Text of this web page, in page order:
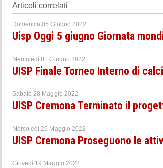
Articoli correlati
Domenica 05 Giugno 2022
Uisp Oggi 5 giugno Giornata
Mercoledì 01 Giugno 2022
UISP Finale Torneo Interno di
Sabato 28 Maggio 2022
UISP Cremona Terminato il
Mercoledì 25 Maggio 2022
UISP Cremona Proseguono le
Giovedì 19 Maggio 2022